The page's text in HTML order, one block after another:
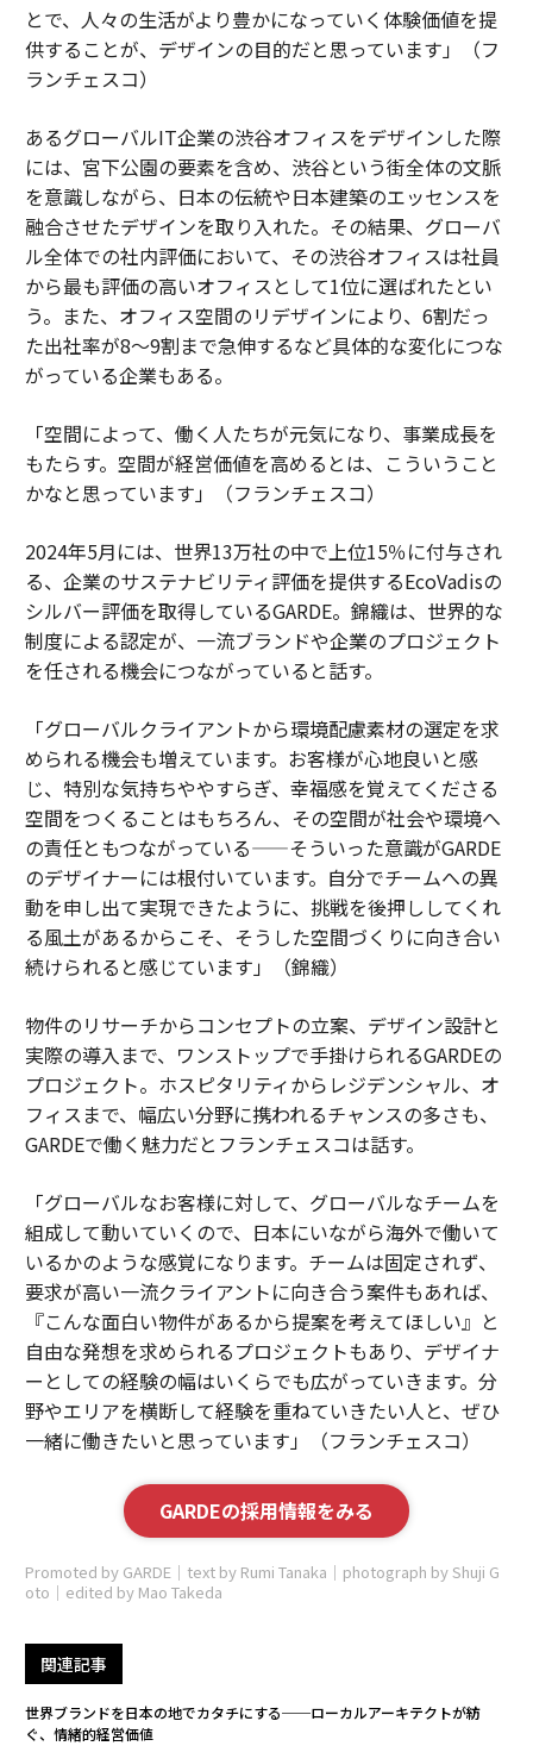
とで、人々の生活がより豊かになっていく体験価値を提
供することが、デザインの目的だと思っています」（フ
ランチェスコ）
あるグローバルIT企業の渋谷オフィスをデザインした際
には、宮下公園の要素を含め、渋谷という街全体の文脈
を意識しながら、日本の伝統や日本建築のエッセンスを
融合させたデザインを取り入れた。その結果、グローバ
ル全体での社内評価において、その渋谷オフィスは社員
から最も評価の高いオフィスとして1位に選ばれたとい
う。また、オフィス空間のリデザインにより、6割だっ
た出社率が8～9割まで急伸するなど具体的な変化につな
がっている企業もある。
「空間によって、働く人たちが元気になり、事業成長を
もたらす。空間が経営価値を高めるとは、こういうこと
かなと思っています」（フランチェスコ）
2024年5月には、世界13万社の中で上位15％に付与され
る、企業のサステナビリティ評価を提供するEcoVadisの
シルバー評価を取得しているGARDE。錦織は、世界的な
制度による認定が、一流ブランドや企業のプロジェクト
を任される機会につながっていると話す。
「グローバルクライアントから環境配慮素材の選定を求
められる機会も増えています。お客様が心地良いと感
じ、特別な気持ちややすらぎ、幸福感を覚えてくださる
空間をつくることはもちろん、その空間が社会や環境へ
の責任ともつながっている——そういった意識がGARDE
のデザイナーには根付いています。自分でチームへの異
動を申し出て実現できたように、挑戦を後押ししてくれ
る風土があるからこそ、そうした空間づくりに向き合い
続けられると感じています」（錦織）
物件のリサーチからコンセプトの立案、デザイン設計と
実際の導入まで、ワンストップで手掛けられるGARDEの
プロジェクト。ホスピタリティからレジデンシャル、オ
フィスまで、幅広い分野に携われるチャンスの多さも、
GARDEで働く魅力だとフランチェスコは話す。
「グローバルなお客様に対して、グローバルなチームを
組成して動いていくので、日本にいながら海外で働いて
いるかのような感覚になります。チームは固定されず、
要求が高い一流クライアントに向き合う案件もあれば、
『こんな面白い物件があるから提案を考えてほしい』と
自由な発想を求められるプロジェクトもあり、デザイナ
ーとしての経験の幅はいくらでも広がっていきます。分
野やエリアを横断して経験を重ねていきたい人と、ぜひ
一緒に働きたいと思っています」（フランチェスコ）
GARDEの採用情報をみる
Promoted by GARDE｜text by Rumi Tanaka｜photograph by Shuji G
oto｜edited by Mao Takeda
関連記事
世界ブランドを日本の地でカタチにする──ローカルアーキテクトが紡
ぐ、情緒的経営価値